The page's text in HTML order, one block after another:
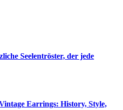
Seelentröster, der jede
Earrings: History, Style,